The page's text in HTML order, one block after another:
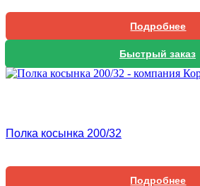
Подробнее
Быстрый заказ
Полка косынка 200/32
Подробнее